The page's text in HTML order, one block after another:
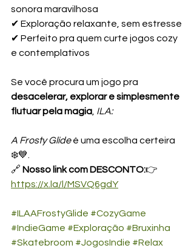
sonora maravilhosa
✔ Exploração relaxante, sem estresse
✔ Perfeito pra quem curte jogos cozy
e contemplativos
Se você procura um jogo pra
desacelerar, explorar e simplesmente
flutuar pela magia ILA:
A Frosty Glide é uma escolha certeira
❄️💙.
🔗 Nosso link com DESCONTO:👉
https://x.la/l/MSVQ6gdY
#ILAAFrostyGlide #CozyGame
#IndieGame #Exploração #Bruxinha
#Skatebroom #JogosIndie #Relax